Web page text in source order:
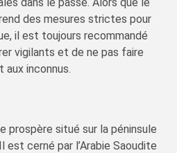
des mesures strictes pour
il est toujours recommandé
vigilants et de ne pas faire
inconnus.
prospère situé sur la péninsule
est cerné par l’Arabie Saoudite